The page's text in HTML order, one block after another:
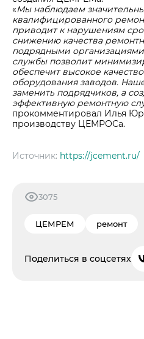
«Мы наблюдаем
квалифицированного
приводит к нарушениям
снижению качества
подрядными
службы позволит
обеспечит высокое
оборудования заводов.
заменить подрядчиков, а
эффективную ремонтную
прокомментировал Илья
производству ЦЕМРОСа.
Источник: https://jcement.ru/
3075
ЦЕМРЕМ ремонт
Поделиться в соцсетях